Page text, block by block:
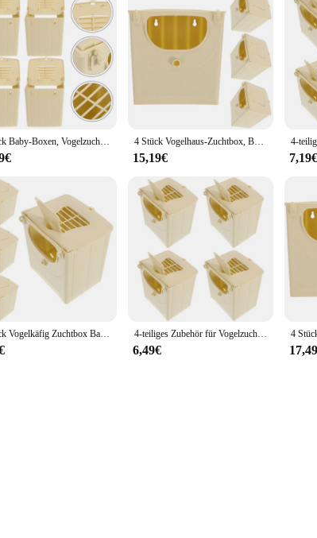
4 Stück Baby-Boxen, Vogelzucht, zum Aufhängen, Haus, Nesting, Heimtierbedarf, Tier-Inkubationskoffer, Schlüpfen, Reisen 4 Stück Vogelhaus-Zuchtbox, Babydosen, Brutkasten, Inkubator, Kunststoffzubehör, Reisen
15,19€ 7,19€
4 Stück Vogelkäfig Zuchtbox Babydosen Inkubationskoffer Terrarium Kunststoff Reise 4-teiliges Zubehör für Vogelzuchtboxen zum Aufhängen, Nesting-Babyboxen, Eichhörnchenhütte für Haustierkoffer, Kunststoff, Reisen
6,49€